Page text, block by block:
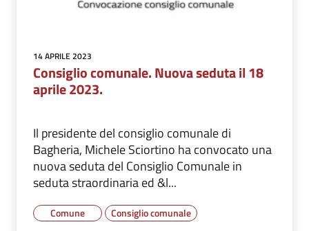
14 APRILE 2023
Consiglio comunale. Nuova seduta il 18
aprile 2023.
Il presidente del consiglio comunale di
Bagheria, Michele Sciortino ha convocato una
nuova seduta del Consiglio Comunale in
seduta straordinaria ed &l...
Comune Consiglio comunale